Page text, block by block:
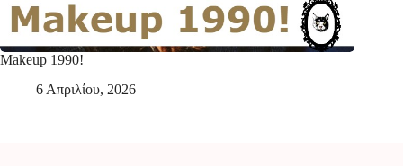
Makeup 1990!
6 Απριλίου, 2026